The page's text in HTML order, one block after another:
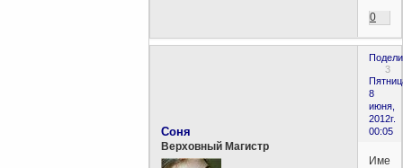
0
3
8
июня,
2012г.
00:05
Соня
Верховный Магистр